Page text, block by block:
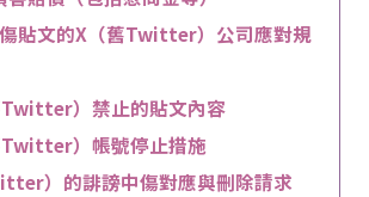
貼文的X（舊Twitter）公司應對規
）禁止的貼文內容
）帳號停止措施
）的誹謗中傷對應與刪除請求